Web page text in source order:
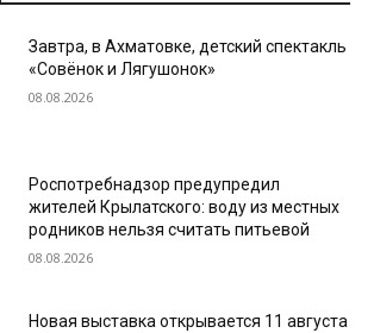
Завтра, в Ахматовке, детский спектакль
«Совёнок и Лягушонок»
08.08.2026
Роспотребнадзор предупредил
жителей Крылатского: воду из местных
родников нельзя считать питьевой
08.08.2026
Новая выставка открывается 11 августа